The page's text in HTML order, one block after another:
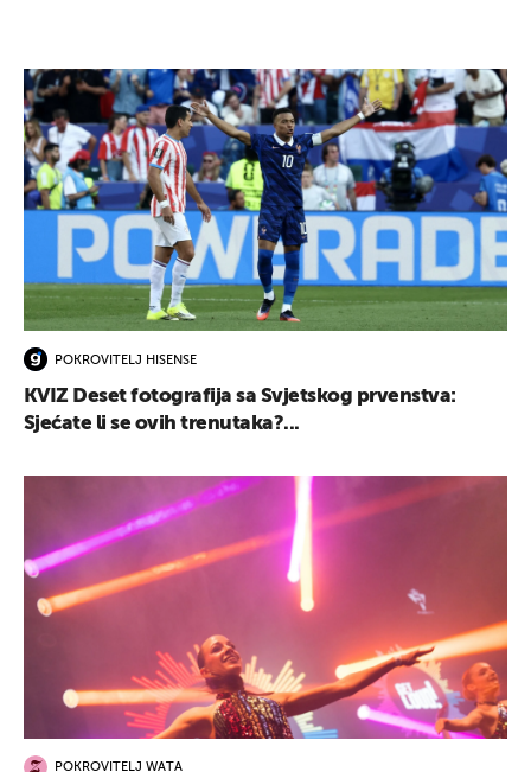
POKROVITELJ HISENSE
KVIZ Deset fotografija sa Svjetskog prvenstva:
Sjećate li se ovih trenutaka?...
POKROVITELJ WATA